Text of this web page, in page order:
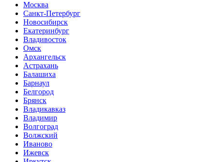
Москва
Санкт-Петербург
Новосибирск
Екатеринбург
Владивосток
Омск
Архангельск
Астрахань
Балашиха
Барнаул
Белгород
Брянск
Владикавказ
Владимир
Волгоград
Волжский
Иваново
Ижевск